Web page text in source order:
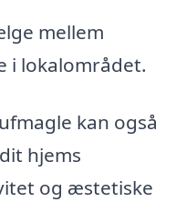
mellem
i lokalområdet.
kan også
hjems
og æstetiske